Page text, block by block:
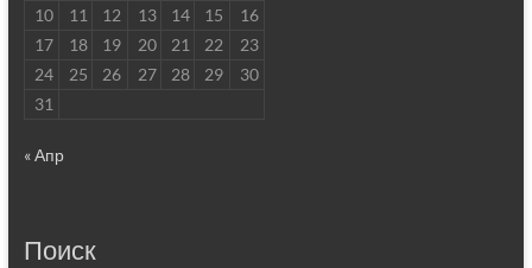
10
11 12 13 14 15
16
17
18 19 20 21 22
23
24
25 26 27 28 29
30
31
« Апр
Поиск